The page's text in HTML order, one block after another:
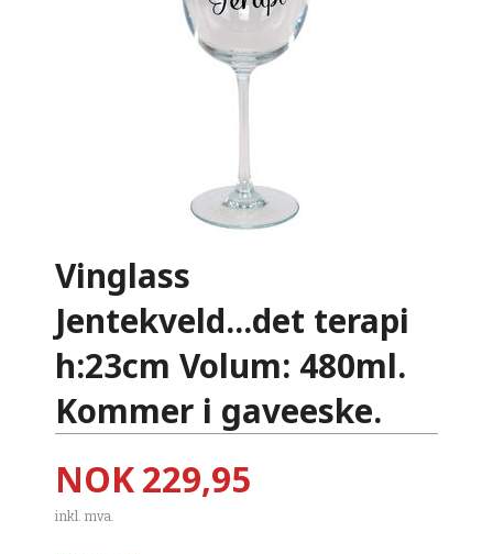
Vinglass
Jentekveld...det terapi
h:23cm Volum: 480ml.
Kommer i gaveeske.
Pris
NOK229,95
inkl. mva.